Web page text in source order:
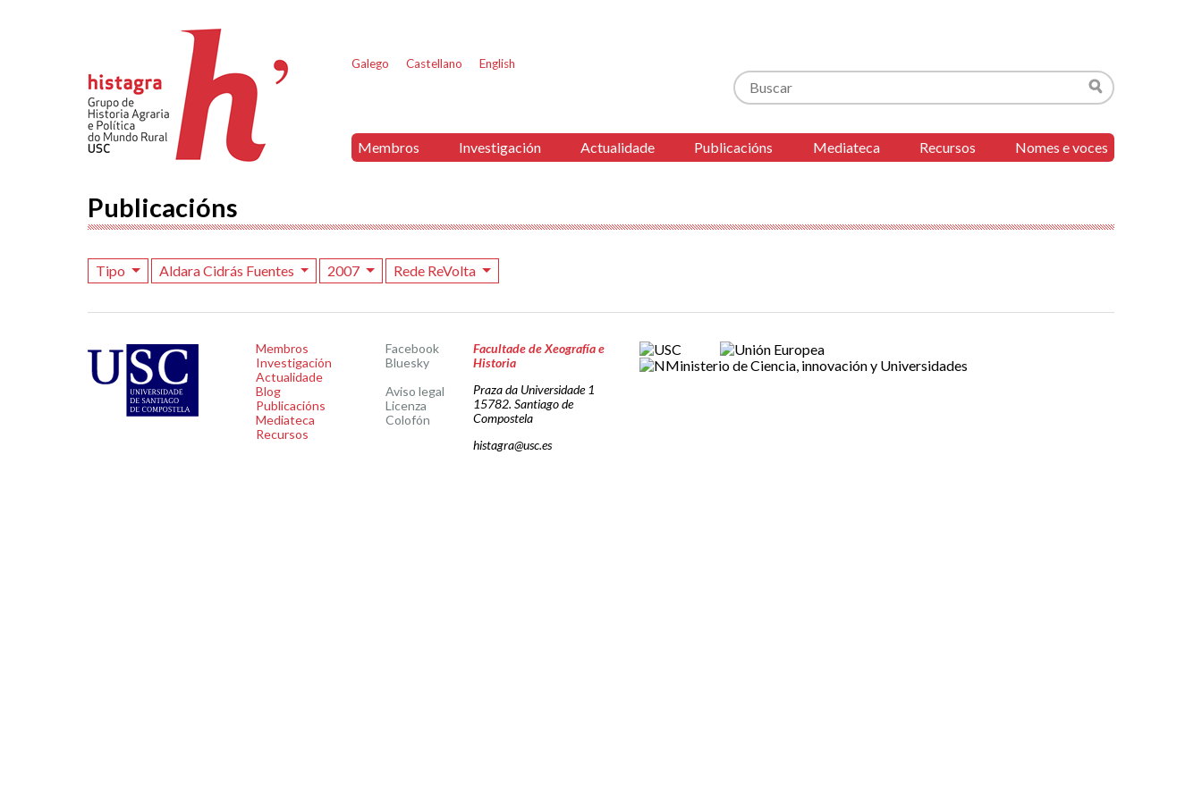
Galego Castellano English
Buscar
Buscar
Membros Investigación Actualidade Publicacións Mediateca Recursos Nomes e voces
Publicacións
Tipo Aldara Cidrás Fuentes 2007 Rede ReVolta
Membros
Investigación
Actualidade
Blog
Publicacións
Mediateca
Recursos
Facebook
Bluesky
Aviso legal
Licenza
Colofón
Facultade de Xeografía e
Historia
Praza da Universidade 1
15782. Santiago de
Compostela
histagra@usc.es